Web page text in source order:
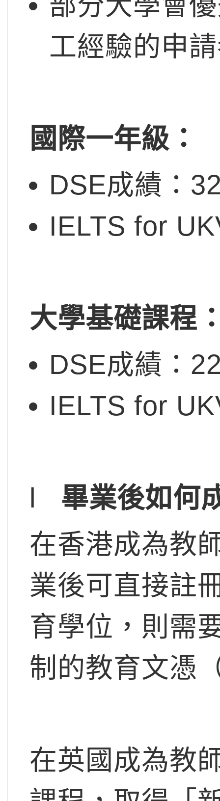
工經驗的申
國際一年級：
DSE成績：
IELTS for
大學基礎課程
DSE成績：
IELTS for
l 畢業後如何
在香港成為教
業後可直接註
育學位，則需
制的教育文憑
在英國成為教